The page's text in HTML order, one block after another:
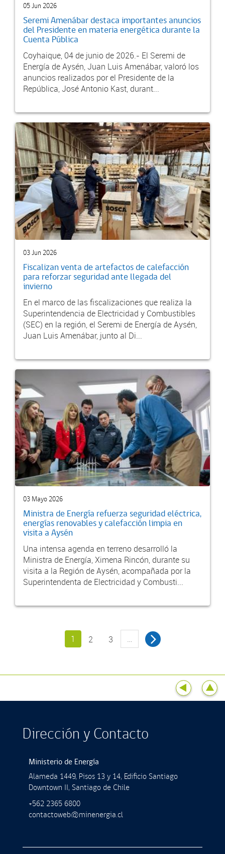
05 Jun 2026
Seremi Amenábar destaca importantes anuncios
del Presidente en materia energética durante la
Cuenta Pública
Coyhaique, 04 de junio de 2026.- El Seremi de
Energía de Aysén, Juan Luis Amenábar, valoró los
anuncios realizados por el Presidente de la
República, José Antonio Kast, durant...
03 Jun 2026
Fiscalizan venta de artefactos de calefacción
para reforzar seguridad ante llegada del
invierno
En el marco de las fiscalizaciones que realiza la
Superintendencia de Electricidad y Combustibles
(SEC) en la región, el Seremi de Energía de Aysén,
Juan Luis Amenábar, junto al Di...
03 Mayo 2026
Ministra de Energía refuerza seguridad eléctrica,
energías renovables y calefacción limpia en
visita a Aysén
Una intensa agenda en terreno desarrolló la
Ministra de Energía, Ximena Rincón, durante su
visita a la Región de Aysén, acompañada por la
Superintendenta de Electricidad y Combusti...
1 2 3 …
Dirección y Contacto
Ministerio de Energía
Alameda 1449, Pisos 13 y 14, Ediﬁcio Santiago
Downtown II, Santiago de Chile
+562 2365 6800
contactoweb@minenergia.cl